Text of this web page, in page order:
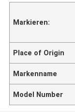
Markieren:
Place of Origin
Markenname
Model Number